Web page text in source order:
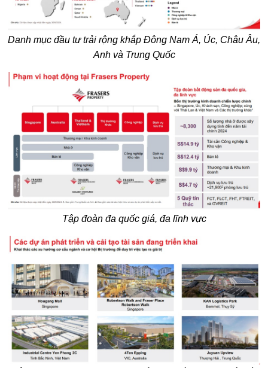
Danh mục đầu tư trải rộng khắp Đông Nam Á, Úc, Châu Âu,
Anh và Trung Quốc
Tập đoàn đa quốc giá, đa lĩnh vực
Hiện tại Fraser Property đang triển khai hàng loạt dự án lớn